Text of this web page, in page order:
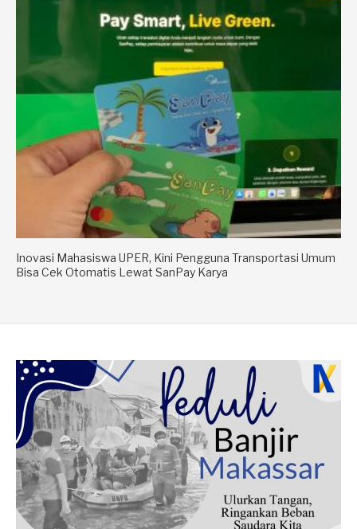
Inovasi Mahasiswa UPER, Kini Pengguna Transportasi Umum
Bisa Cek Otomatis Lewat SanPay Karya